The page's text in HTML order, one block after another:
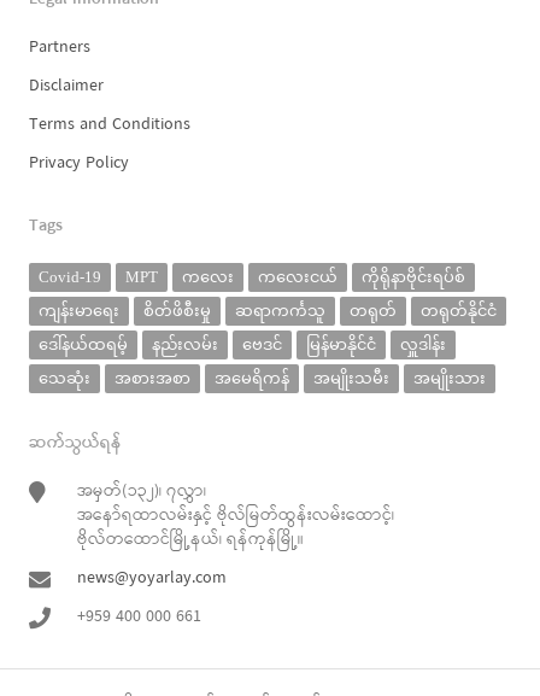
Partners
Disclaimer
Terms and Conditions
Privacy Policy
Tags
Covid-19 MPT ကလေး ကလေးငယ်
ကိုရိုနာဗိုင်းရပ်စ်
ကျန်းမာရေး
စိတ်ဖိစီးမှု ဆရာကင်္ကသူ တရုတ်
တရုတ်နိုင်ငံ
ဒေါ်နယ်ထရမ့်
နည်းလမ်း ဗေဒင် မြန်မာနိုင်ငံ
လှူဒါန်း
သေဆုံး
အစားအစာ အမေရိကန် အမျိုးသမီး အမျိုးသား
ဆက်သွယ်ရန်
အမှတ်(၁၃၂)၊ ၇လွှာ၊
အနော်ရထာလမ်းနှင့် ဗိုလ်မြတ်ထွန်းလမ်းထောင့်၊
ဗိုလ်တထောင်မြို့နယ်၊ ရန်ကုန်မြို့။
news@yoyarlay.com
+959 400 000 661